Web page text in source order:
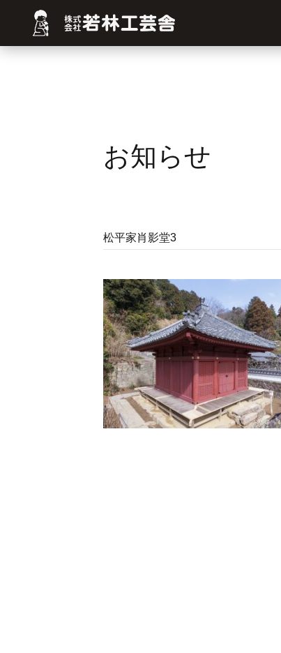
お知らせ
松平家肖影堂3